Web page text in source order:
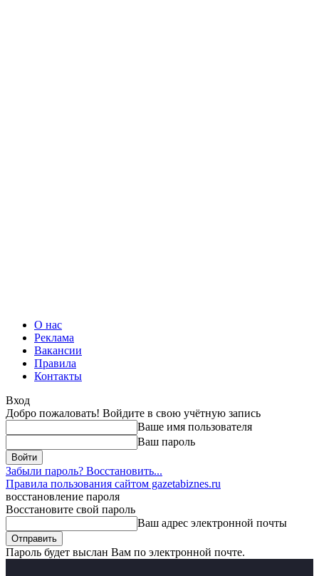
О нас
Реклама
Вакансии
Правила
Контакты
Вход
Добро пожаловать! Войдите в свою учётную запись
Ваше имя пользователя
Ваш пароль
Забыли пароль? Восстановить...
Правила пользования сайтом gazetabiznes.ru
восстановление пароля
Восстановите свой пароль
Ваш адрес электронной почты
Пароль будет выслан Вам по электронной почте.